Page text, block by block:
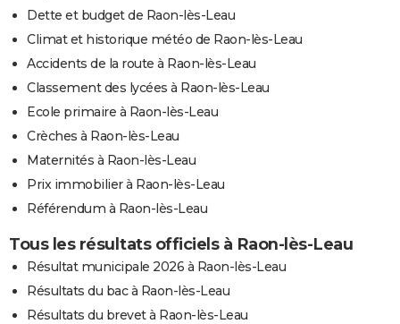
Dette et budget de Raon-lès-Leau
Climat et historique météo de Raon-lès-Leau
Accidents de la route à Raon-lès-Leau
Classement des lycées à Raon-lès-Leau
Ecole primaire à Raon-lès-Leau
Crèches à Raon-lès-Leau
Maternités à Raon-lès-Leau
Prix immobilier à Raon-lès-Leau
Référendum à Raon-lès-Leau
Tous les résultats officiels à Raon-lès-Leau
Résultat municipale 2026 à Raon-lès-Leau
Résultats du bac à Raon-lès-Leau
Résultats du brevet à Raon-lès-Leau